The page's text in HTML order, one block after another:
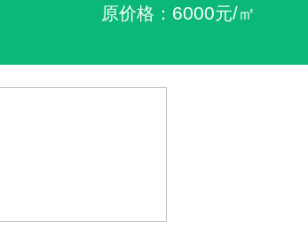
原价格： 6000元/㎡